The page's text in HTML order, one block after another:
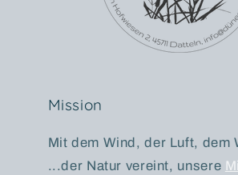
Mission
Mit dem Wind, der Luft, dem
...der Natur vereint, unsere